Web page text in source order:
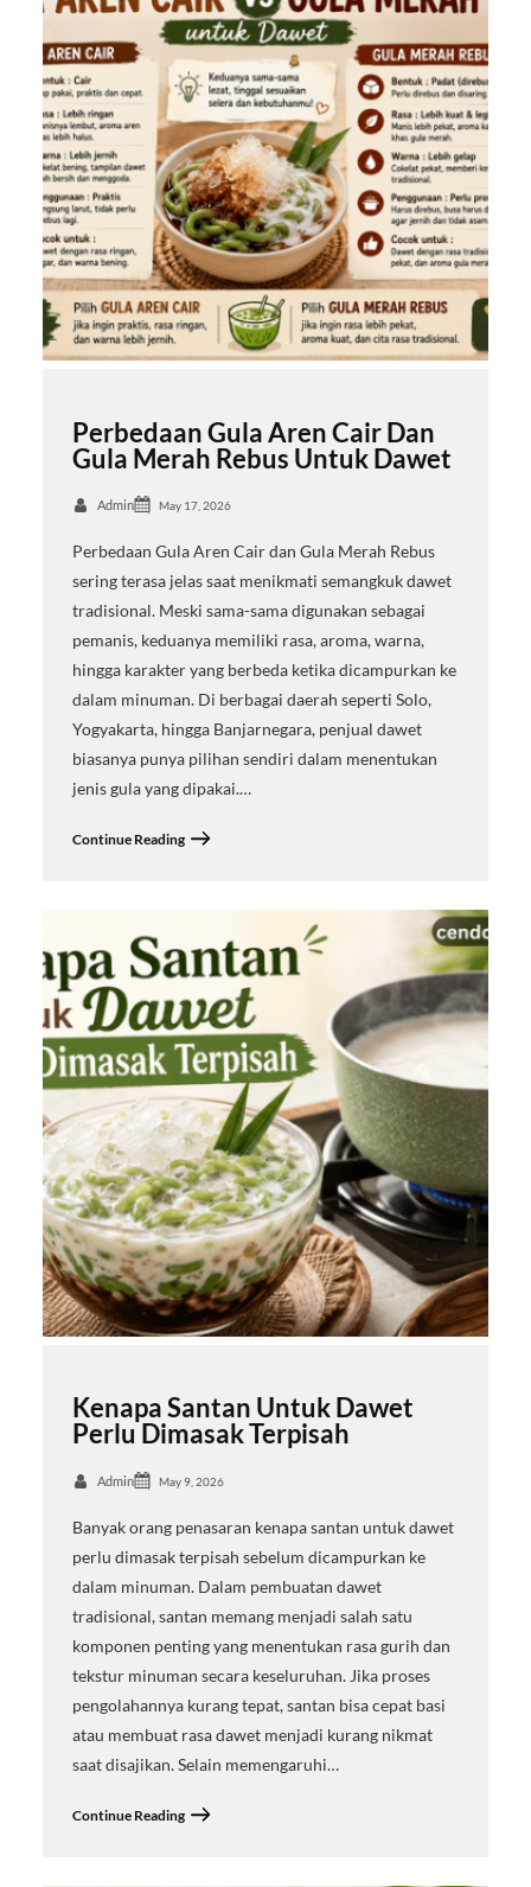
Perbedaan Gula Aren Cair Dan
Gula Merah Rebus Untuk Dawet
Admin May 17, 2026
Perbedaan Gula Aren Cair dan Gula Merah Rebus
sering terasa jelas saat menikmati semangkuk dawet
tradisional. Meski sama-sama digunakan sebagai
pemanis, keduanya memiliki rasa, aroma, warna,
hingga karakter yang berbeda ketika dicampurkan ke
dalam minuman. Di berbagai daerah seperti Solo,
Yogyakarta, hingga Banjarnegara, penjual dawet
biasanya punya pilihan sendiri dalam menentukan
jenis gula yang dipakai.…
Continue Reading
Kenapa Santan Untuk Dawet
Perlu Dimasak Terpisah
Admin May 9, 2026
Banyak orang penasaran kenapa santan untuk dawet
perlu dimasak terpisah sebelum dicampurkan ke
dalam minuman. Dalam pembuatan dawet
tradisional, santan memang menjadi salah satu
komponen penting yang menentukan rasa gurih dan
tekstur minuman secara keseluruhan. Jika proses
pengolahannya kurang tepat, santan bisa cepat basi
atau membuat rasa dawet menjadi kurang nikmat
saat disajikan. Selain memengaruhi…
Continue Reading